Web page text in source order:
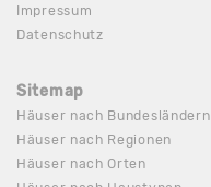
Impressum
Datenschutz
Sitemap
Häuser nach Bundesländern
Häuser nach Regionen
Häuser nach Orten